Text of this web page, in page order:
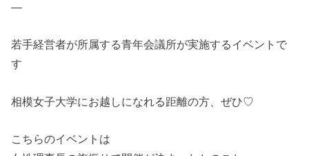
—
若手経営者が所属する青年会議所が実施するイベントで
す
相模女子大学にお越しになれる距離の方、ぜひ♡
こちらのイベントは